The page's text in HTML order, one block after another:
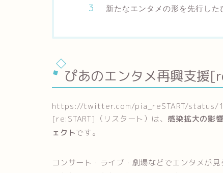
新たなエンタメの形を先行し
ぴあのエンタメ再興支援
https://twitter.com/pia_reSTART/status/
[re:START]（リスタート）は、 感染拡大の影
ェクトです。
コンサート・ライブ・劇場などでエンタメが